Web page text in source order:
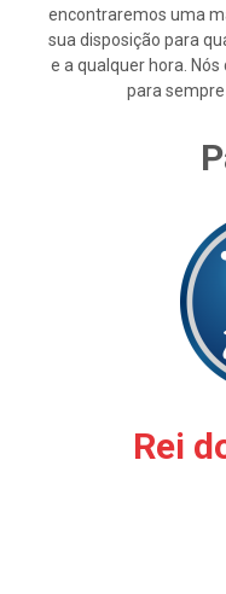
encontraremos uma
sua disposição para
e a qualquer hora. Nós
para
Rei